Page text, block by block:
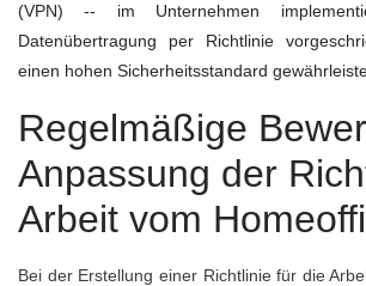
(VPN) -- im Unternehmen
Datenübertragung per Richtlinie
einen hohen Sicherheitsstandard
Regelmäßige
Anpassung der
Arbeit vom
Bei der Erstellung einer Richtlinie für die